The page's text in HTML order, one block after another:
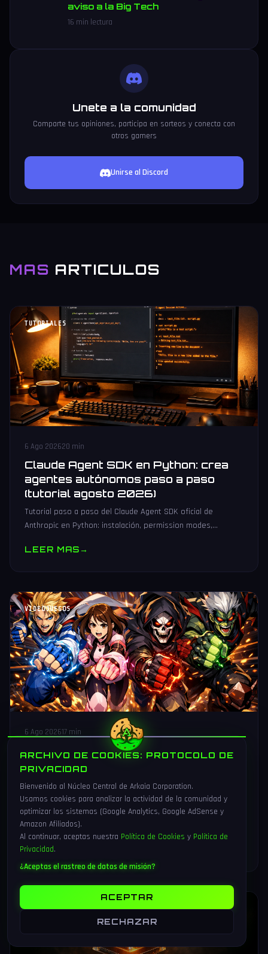
aviso a la Big Tech
16 min lectura
Unete a la comunidad
Comparte tus opiniones, participa en sorteos y conecta con
otros gamers
Unirse al Discord
MAS ARTICULOS
TUTORIALES
6 Ago 202620 min
Claude Agent SDK en Python: crea
agentes autónomos paso a paso
(tutorial agosto 2026)
Tutorial paso a paso del Claude Agent SDK oficial de
Anthropic en Python: instalación, permission modes,
producción.
LEER MAS→
VIDEOJUEGOS
6 Ago 202617 min
Marvel Tōkon: Fighting Souls sale
hoy 6 de agosto 2026 — análisis del
completa para comprarlo
Marvel Tōkon: Fighting Souls sale hoy 6 de agosto de 2026
en PS5 y PC. Arc System Works estrena un formato inédito
4v4 tag team con 20 personajes. Análisis y guía de compra.
LEER MAS
HARDWARE
ARCHIVO DE COOKIES: PROTOCOLO DE
PRIVACIDAD
Bienvenido al Núcleo Central de Arkaia Corporation.
Usamos cookies para analizar la actividad de la comunidad y
optimizar los sistemas (Google Analytics, Google AdSense y
Amazon Afiliados).
Al continuar, aceptas nuestra Política de Cookies y Política de
Privacidad.
¿Aceptas el rastreo de datos de misión?
ACEPTAR
RECHAZAR